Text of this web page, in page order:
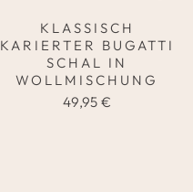
KLASSISCH
KARIERTER BUGATTI
SCHAL IN
WOLLMISCHUNG
49,95 €